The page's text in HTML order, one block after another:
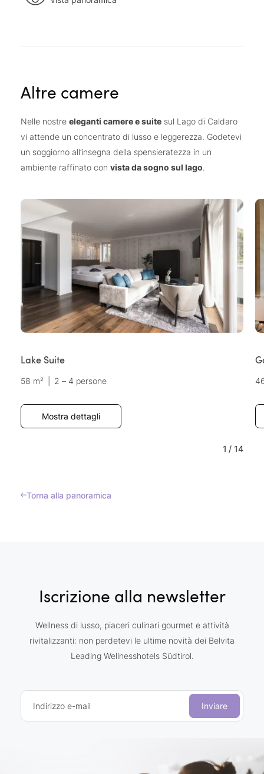
Altre camere
Nelle nostre eleganti camere e suite sul Lago di Caldaro
vi attende un concentrato di lusso e leggerezza. Godetevi
un soggiorno all’insegna della spensieratezza in un
ambiente raffinato con vista da sogno sul lago.
Lake Suite
58 m² 2 – 4 persone
Mostra dettagli
1 / 14
Torna alla panoramica
Iscrizione alla newsletter
Wellness di lusso, piaceri culinari gourmet e attività
rivitalizzanti: non perdetevi le ultime novità dei Belvita
Leading Wellnesshotels Südtirol.
Indirizzo e-mail Inviare